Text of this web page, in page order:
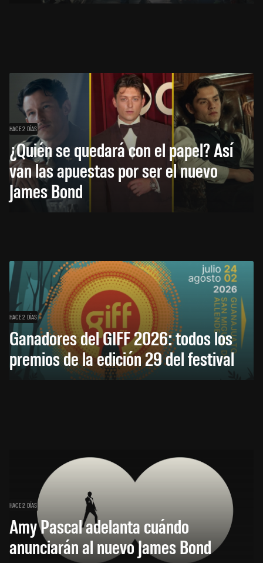
HACE 2 DÍAS
¿Quién se quedará con el papel? Así
van las apuestas por ser el nuevo
James Bond
HACE 2 DÍAS
Ganadores del GIFF 2026: todos los
premios de la edición 29 del festival
HACE 2 DÍAS
Amy Pascal adelanta cuándo
anunciarán al nuevo James Bond